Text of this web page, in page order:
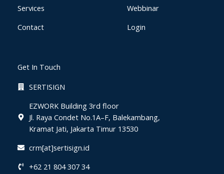
Services
Contact
Webbinar
Login
Get In Touch
SERTISIGN
EZWORK Building 3rd floor
Jl. Raya Condet No.1A–F, Balekambang,
Kramat Jati, Jakarta Timur 13530
crm[at]sertisign.id
+62 21 804 307 34